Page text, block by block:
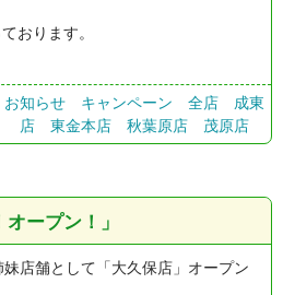
おります。
お知らせ キャンペーン 全店
成東
店
東金本店 秋葉原店 茂原店
ープン！」
店舗として「大久保店」オープン